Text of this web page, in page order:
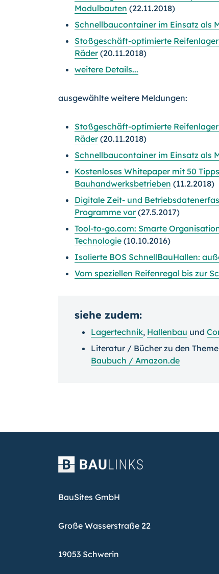
Modulbauten (22.11.2018)
Schnellbaucontainer im Einsatz als
Stoßgeschäft-optimierte
Räder(20.11.2018)
weitere Details...
ausgewählte weitere Meldungen:
Stoßgeschäft-optimierte
Räder(20.11.2018)
Schnellbaucontainer im Einsatz als
Kostenloses Whitepaper mit 50
Bauhandwerksbetrieben (11.2.2018)
Digitale Zeit- und
Programme vor(27.5.2017)
Tool-to-go.com: Smarte
Technologie (10.10.2016)
Isolierte BOS SchnellBauHallen:
Vom speziellen Reifenregal bis zur
siehe zudem:
Lagertechnik, Hallenbau und
Literatur / Bücher zu den
Baubuch / Amazon.de
BauSites GmbH
Große Wasserstraße 22
19053 Schwerin